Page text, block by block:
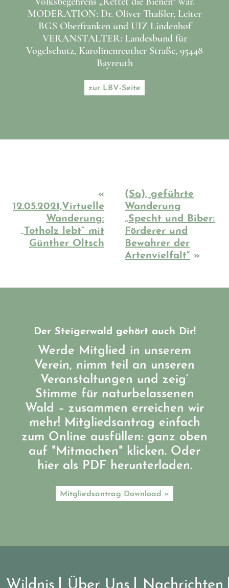
MODERATION: Dr. Oliver Thaßler, Leiter
BGS Oberfranken und UIZ Lindenhof
VERANSTALTER: Landesbund für
Vogelschutz, Karolinenreuther Straße, 95448
Bayreuth
zur LBV-Seite
«
12.05.2021,Virtuelle
Wanderung:
„Totholz lebt“ mit
Günther Oltsch
(Sa), geführte
Wanderung
„Specht und Biber:
Förderer und
Bewahrer der
Artenvielfalt“ »
Der Steigerwald gehört auch Dir!
Werde Mitglied in unserem
Verein, nimm teil an unseren
Veranstaltungen und zeig’
Stimme für naturbelassenen
Wald – zusammen erreichen wir
mehr! Mitgliedsantrag einfach
zum Online ausfüllen: ganz oben
auf "Mitmachen" klicken. Oder
hier als PDF herunterladen.
Mitgliedsantrag Download »